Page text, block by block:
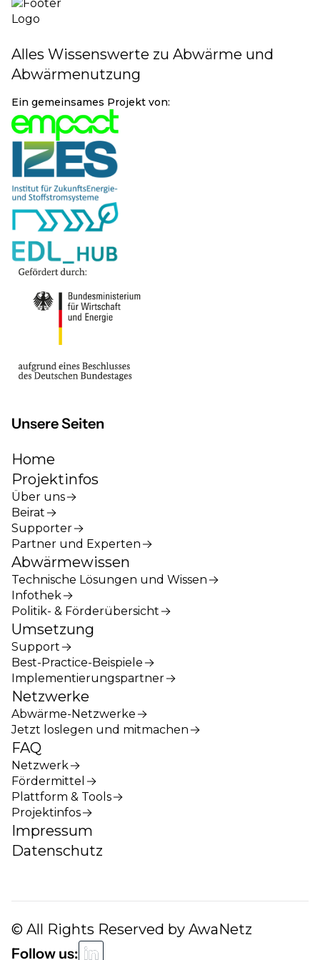
Alles Wissenswerte zu Abwärme und
Abwärmenutzung
Ein gemeinsames Projekt von:
Unsere Seiten
Home
Projektinfos
Über uns
Beirat
Supporter
Partner und Experten
Abwärmewissen
Technische Lösungen und Wissen
Infothek
Politik- & Förderübersicht
Umsetzung
Support
Best-Practice-Beispiele
Implementierungspartner
Netzwerke
Abwärme-Netzwerke
Jetzt loslegen und mitmachen
FAQ
Netzwerk
Fördermittel
Plattform & Tools
Projektinfos
Impressum
Datenschutz
© All Rights Reserved by AwaNetz
Follow us: